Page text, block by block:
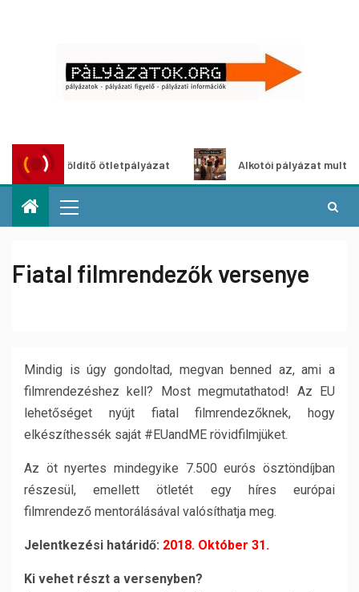
ötletpályázat Alkotói pályázat multimédia-
Fiatal filmrendezők versenye
Mindig is úgy gondoltad, megvan benned az, ami a
filmrendezéshez kell? Most megmutathatod! Az EU
lehetőséget nyújt fiatal filmrendezőknek, hogy
elkészíthessék saját #EUandME rövidfilmjüket.
Az öt nyertes mindegyike 7.500 eurós ösztöndíjban
részesül, emellett ötletét egy híres európai
filmrendező mentorálásával valósíthatja meg.
Jelentkezési határidő: 2018. Október 31.
Ki vehet részt a versenyben?